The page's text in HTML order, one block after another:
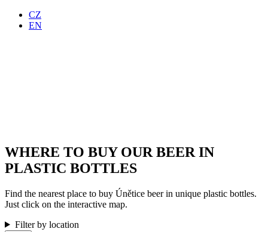
CZ
EN
WHERE TO BUY OUR BEER IN
PLASTIC BOTTLES
Find the nearest place to buy Únětice beer in unique plastic bottles.
Just click on the interactive map.
Filter by location